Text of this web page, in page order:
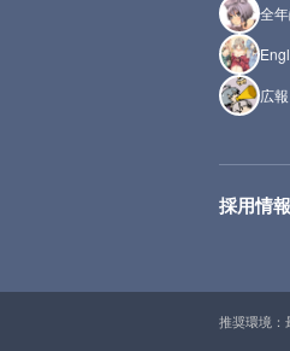
全
広報
採用情
推奨環境：